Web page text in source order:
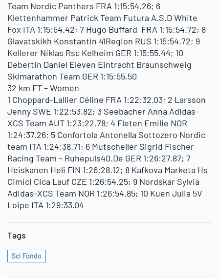
Team Nordic Panthers FRA 1:15:54.26; 6
Klettenhammer Patrick Team Futura A.S.D White
Fox ITA 1:15:54.42; 7 Hugo Buffard FRA 1:15:54.72; 8
Glavatskikh Konstantin 41Region RUS 1:15:54.72; 9
Kellerer Niklas Rsc Kelheim GER 1:15:55.44; 10
Debertin Daniel Eleven Eintracht Braunschweig
Skimarathon Team GER 1:15:55.50
32 km FT – Women
1 Choppard-Lallier Céline FRA 1:22:32.03; 2 Larsson
Jenny SWE 1:22:53.82; 3 Seebacher Anna Adidas-
XCS Team AUT 1:23:22.78; 4 Fleten Emilie NOR
1:24:37.26; 5 Confortola Antonella Sottozero Nordic
team ITA 1:24:38.71; 6 Mutscheller Sigrid Fischer
Racing Team – Ruhepuls40.De GER 1:26:27.87; 7
Heiskanen Heli FIN 1:26:28.12; 8 Kafkova Marketa Hs
Cimici Cica Lauf CZE 1:26:54.25; 9 Nordskar Sylvia
Adidas-XCS Team NOR 1:26:54.85; 10 Kuen Julia 5V
Loipe ITA 1:29:33.04
Tags
Sci Fondo